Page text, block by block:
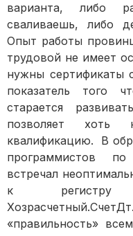
варианта, либо
сваливаешь, либо
Опыт работы
трудовой не имеет
нужны сертификаты
показатель того
старается
позволяет
квалификацию. В
программистов по
встречал
к регистру
«правильность»